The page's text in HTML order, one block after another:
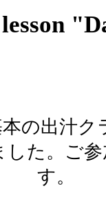
の出汁
した。ご
す。